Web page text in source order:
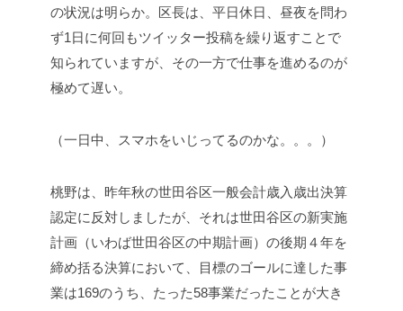
の状況は明らか。区長は、平日休日、昼夜を問わ
ず1日に何回もツイッター投稿を繰り返すことで
知られていますが、その一方で仕事を進めるのが
極めて遅い。
（一日中、スマホをいじってるのかな。。。）
桃野は、昨年秋の世田谷区一般会計歳入歳出決算
認定に反対しましたが、それは世田谷区の新実施
計画（いわば世田谷区の中期計画）の後期４年を
締め括る決算において、目標のゴールに達した事
業は169のうち、たった58事業だったことが大き